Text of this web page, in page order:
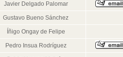
Javier Delgado Palomar
Gustavo Bueno Sánchez
Íñigo Ongay de Felipe
Pedro Insua Rodríguez